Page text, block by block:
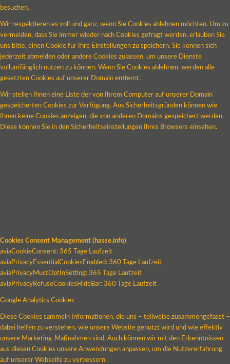
besuchen.
Wir respektieren es voll und ganz, wenn Sie Cookies ablehnen möchten. Um zu
vermeiden, dass Sie immer wieder nach Cookies gefragt werden, erlauben Sie
uns bitte, einen Cookie für Ihre Einstellungen zu speichern. Sie können sich
jederzeit abmelden oder andere Cookies zulassen, um unsere Dienste
vollumfänglich nutzen zu können. Wenn Sie Cookies ablehnen, werden alle
gesetzten Cookies auf unserer Domain entfernt.
Wir stellen Ihnen eine Liste der von Ihrem Computer auf unserer Domain
gespeicherten Cookies zur Verfügung. Aus Sicherheitsgründen können wie
Ihnen keine Cookies anzeigen, die von anderen Domains gespeichert werden.
Diese können Sie in den Sicherheitseinstellungen Ihres Browsers einsehen.
Cookies Consent Management (hasse.info)
aviaCookieConsent: 365 Tage Laufzeit
aviaPrivacyEssentialCookiesEnabled: 360 Tage Laufzeit
aviaPrivacyMustOptInSetting: 365 Tage Laufzeit
aviaPrivacyRefuseCookiesHideBar: 360 Tage Laufzeit
Google Analytics Cookies
Diese Cookies sammeln Informationen, die uns – teilweise zusammengefasst –
dabei helfen zu verstehen, wie unsere Website genutzt wird und wie effektiv
unsere Marketing-Maßnahmen sind. Auch können wir mit den Erkenntnissen
aus diesen Cookies unsere Anwendungen anpassen, um die Nutzererfahrung
auf unserer Webseite zu verbessern.